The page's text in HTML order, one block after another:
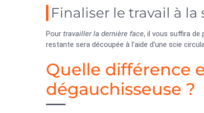
Finaliser le travail à la
Pour travailler la dernière face, il vous suffira de
restante sera découpée à l’aide d’une scie
Quelle différence
dégauchisseuse ?